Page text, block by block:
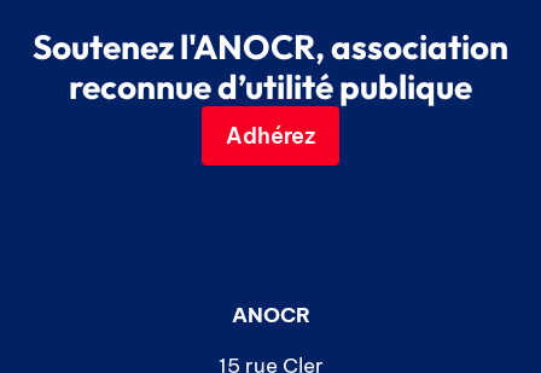
Soutenez l'ANOCR, association
reconnue d’utilité publique
Adhérez
ANOCR
15 rue Cler